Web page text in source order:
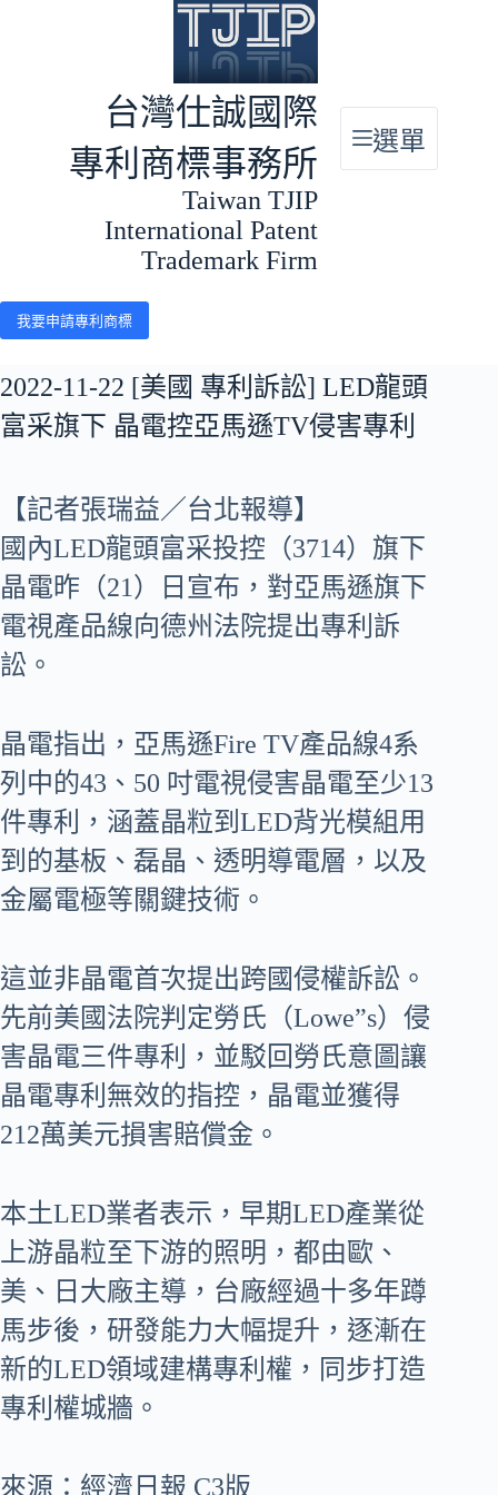
台灣仕誠國際
專利商標事務所
Taiwan TJIP
International Patent
Trademark Firm
選單
我要申請專利商標
2022-11-22 [美國 專利訴訟] LED龍頭
富采旗下 晶電控亞馬遜TV侵害專利
【記者張瑞益／台北報導】
國內LED龍頭富采投控（3714）旗下
晶電昨（21）日宣布，對亞馬遜旗下
電視產品線向德州法院提出專利訴
訟。
晶電指出，亞馬遜Fire TV產品線4系
列中的43、50 吋電視侵害晶電至少13
件專利，涵蓋晶粒到LED背光模組用
到的基板、磊晶、透明導電層，以及
金屬電極等關鍵技術。
這並非晶電首次提出跨國侵權訴訟。
先前美國法院判定勞氏（Lowe”s）侵
害晶電三件專利，並駁回勞氏意圖讓
晶電專利無效的指控，晶電並獲得
212萬美元損害賠償金。
本土LED業者表示，早期LED產業從
上游晶粒至下游的照明，都由歐、
美、日大廠主導，台廠經過十多年蹲
馬步後，研發能力大幅提升，逐漸在
新的LED領域建構專利權，同步打造
專利權城牆。
來源：經濟日報 C3版